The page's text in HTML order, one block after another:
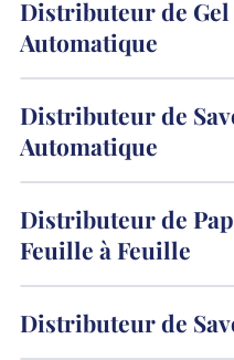
Distributeur de
Automatique
Distributeur de
Automatique
Distributeur de
Feuille à Feuille
Distributeur de